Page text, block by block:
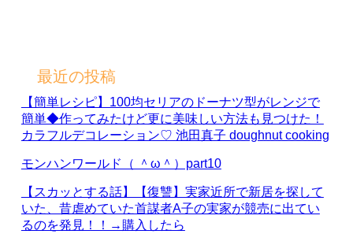
最近の投稿
【簡単レシピ】100均セリアのドーナツ型がレンジで
簡単◆作ってみたけど更に美味しい方法も見つけた！
カラフルデコレーション♡ 池田真子 doughnut cooking
モンハンワールド（ ＾ω＾）part10
【スカッとする話】【復讐】実家近所で新居を探して
いた、昔虐めていた首謀者A子の実家が競売に出てい
るのを発見！！→購入したら